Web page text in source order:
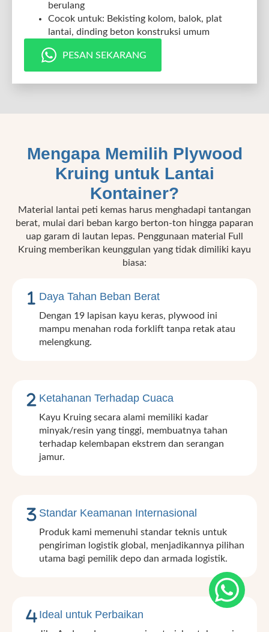
berulang
Cocok untuk: Bekisting kolom, balok, plat
lantai, dinding beton konstruksi umum
PESAN SEKARANG
Mengapa Memilih Plywood
Kruing untuk Lantai
Kontainer?
Material lantai peti kemas harus menghadapi tantangan
berat, mulai dari beban kargo berton-ton hingga paparan
uap garam di lautan lepas. Penggunaan material Full
Kruing memberikan keunggulan yang tidak dimiliki kayu
biasa:
Daya Tahan Beban Berat
Dengan 19 lapisan kayu keras, plywood ini
mampu menahan roda forklift tanpa retak atau
melengkung.
Ketahanan Terhadap Cuaca
Kayu Kruing secara alami memiliki kadar
minyak/resin yang tinggi, membuatnya tahan
terhadap kelembapan ekstrem dan serangan
jamur.
Standar Keamanan Internasional
Produk kami memenuhi standar teknis untuk
pengiriman logistik global, menjadikannya pilihan
utama bagi pemilik depo dan armada logistik.
Ideal untuk Perbaikan